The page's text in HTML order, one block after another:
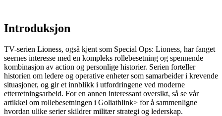
Introduksjon
TV-serien Lioness, også kjent som Special Ops: Lioness, har fanget
seernes interesse med en kompleks rollebesetning og spennende
kombinasjon av action og personlige historier. Serien forteller
historien om ledere og operative enheter som samarbeider i krevende
situasjoner, og gir et innblikk i utfordringene ved moderne
etterretningsarbeid. For en annen interessant oversikt, så se vår
artikkel om rollebesetningen i Goliathlink> for å sammenligne
hvordan ulike serier skildrer militær strategi og lederskap.